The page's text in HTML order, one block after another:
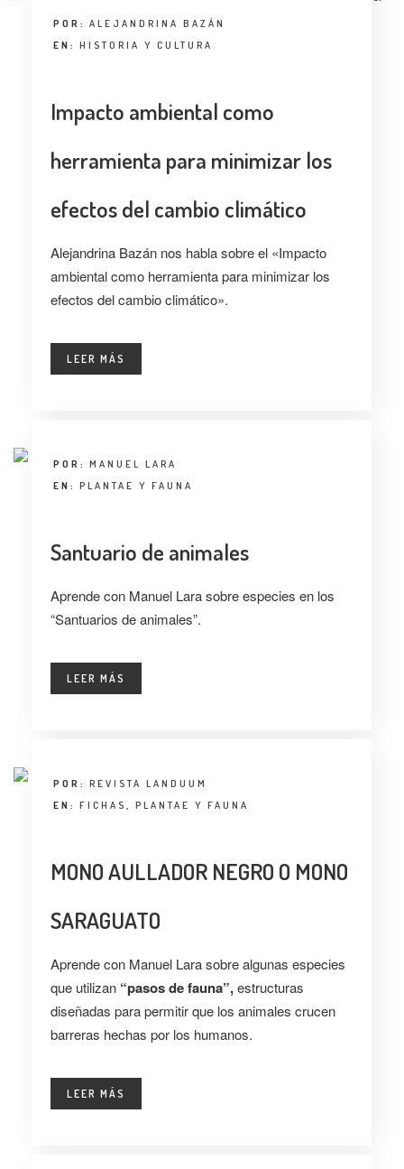
POR: ALEJANDRINA BAZÁN
EN: HISTORIA Y CULTURA
Impacto ambiental como
herramienta para minimizar los
efectos del cambio climático
Alejandrina Bazán nos habla sobre el «Impacto
ambiental como herramienta para minimizar los
efectos del cambio climático».
LEER MÁS
POR: MANUEL LARA
EN: PLANTAE Y FAUNA
Santuario de animales
Aprende con Manuel Lara sobre especies en los
“Santuarios de animales”.
LEER MÁS
POR: REVISTA LANDUUM
EN: FICHAS , PLANTAE Y FAUNA
MONO AULLADOR NEGRO O MONO
SARAGUATO
Aprende con Manuel Lara sobre algunas especies
que utilizan “pasos de fauna”,estructuras
diseñadas para permitir que los animales crucen
barreras hechas por los humanos.
LEER MÁS